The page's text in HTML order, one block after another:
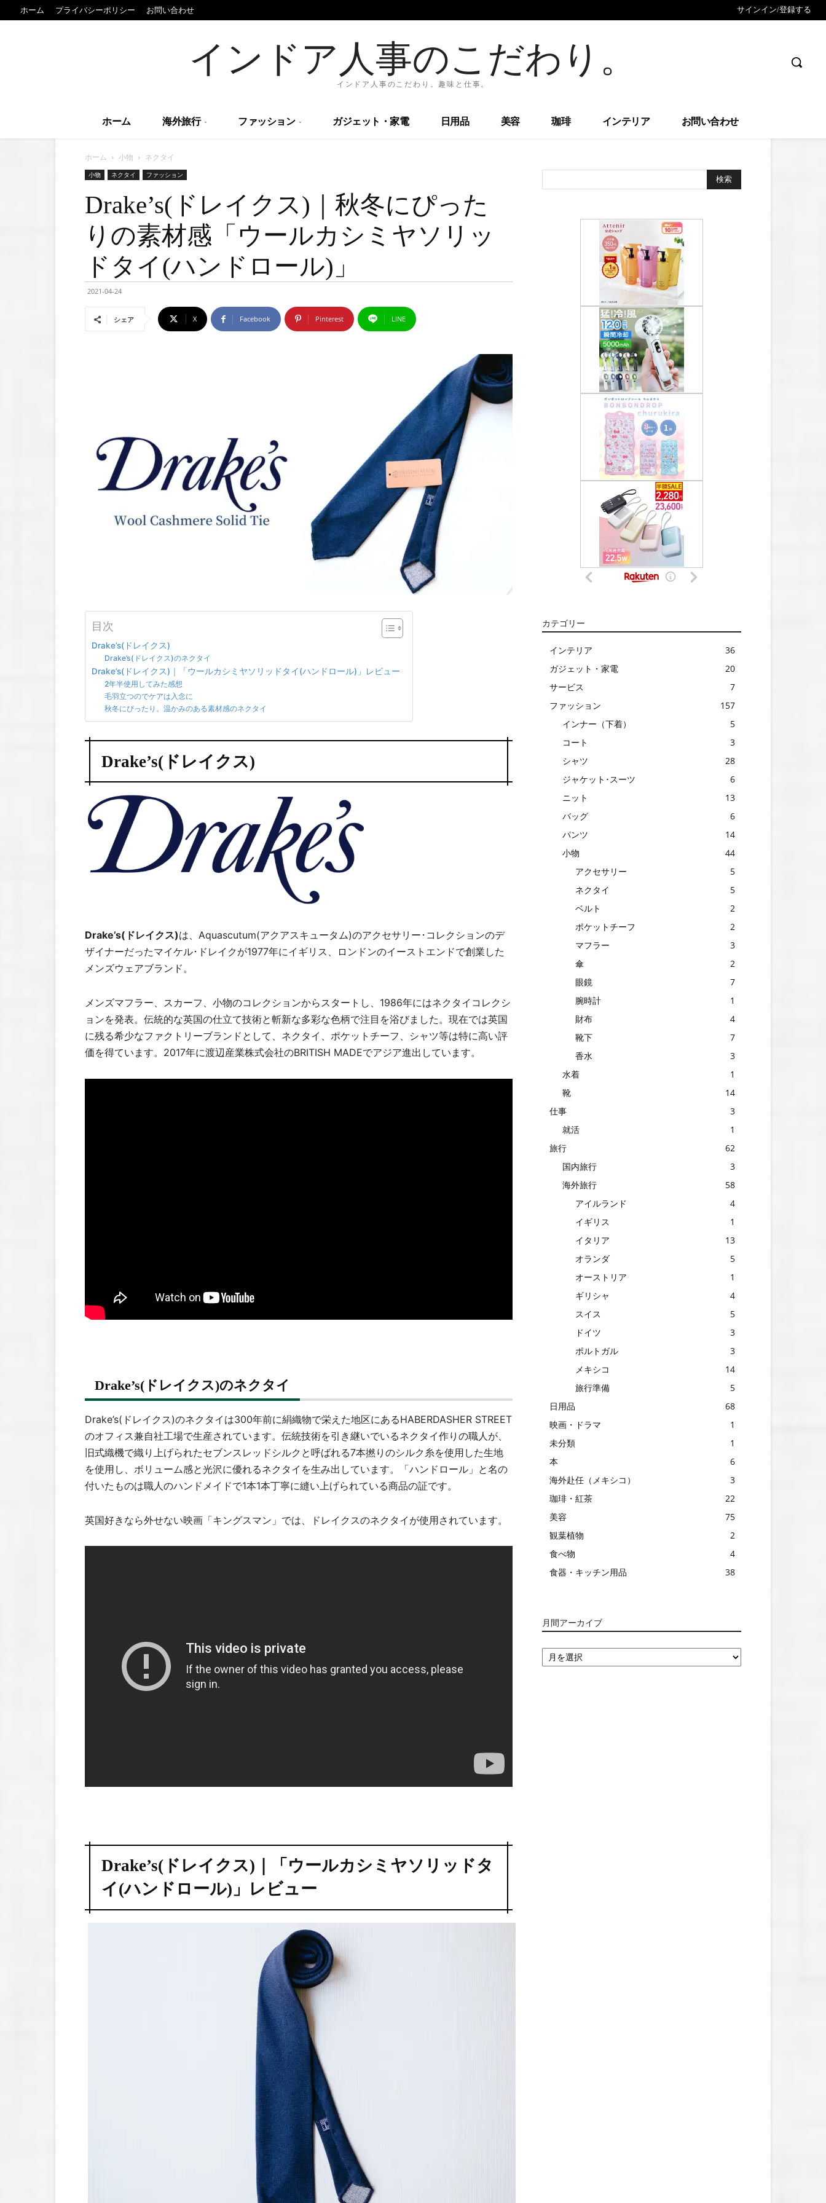
ホーム プライバシーポリシー お問い合わせ サインイン/登録する
インドア人事のこだわり。
インドア人事のこだわり。趣味と仕事。
ホーム 海外旅行 ファッション ガジェット・家電 日用品 美容 珈琲 インテリア お問い合わせ
ホーム 小物 ネクタイ
小物 ネクタイ ファッション
Drake’s(ドレイクス)｜秋冬にぴった
りの素材感「ウールカシミヤソリッ
ドタイ(ハンドロール)」
2021-04-24
シェア X Facebook Pinterest LINE
目次
Drake’s(ドレイクス)
Drake’s(ドレイクス)のネクタイ
Drake’s(ドレイクス)｜「ウールカシミヤソリッドタイ(ハンドロール)」レビュー
2年半使用してみた感想
毛羽立つのでケアは入念に
秋冬にぴったり。温かみのある素材感のネクタイ
Drake’s(ドレイクス)
Drake’s(ドレイクス)は、Aquascutum(アクアスキュータム)のアクセサリー･コレクションのデ
ザイナーだったマイケル･ドレイクが1977年にイギリス、ロンドンのイーストエンドで創業した
メンズウェアブランド。
メンズマフラー、スカーフ、小物のコレクションからスタートし、1986年にはネクタイコレクシ
ョンを発表。伝統的な英国の仕立て技術と斬新な多彩な色柄で注目を浴びました。現在では英国
に残る希少なファクトリーブランドとして、ネクタイ、ポケットチーフ、シャツ等は特に高い評
価を得ています。2017年に渡辺産業株式会社のBRITISH MADEでアジア進出しています。
Drake’s(ドレイクス)のネクタイ
Drake’s(ドレイクス)のネクタイは300年前に絹織物で栄えた地区にあるHABERDASHER STREET
のオフィス兼自社工場で生産されています。伝統技術を引き継いでいるネクタイ作りの職人が、
旧式織機で織り上げられたセブンスレッドシルクと呼ばれる7本撚りのシルク糸を使用した生地
を使用し、ボリューム感と光沢に優れるネクタイを生み出しています。「ハンドロール」と名の
付いたものは職人のハンドメイドで1本1本丁寧に縫い上げられている商品の証です。
英国好きなら外せない映画「キングスマン」では、ドレイクスのネクタイが使用されています。
Drake’s(ドレイクス)｜「ウールカシミヤソリッドタ
イ(ハンドロール)」レビュー
カテゴリー
インテリア
36
ガジェット・家電
20
サービス
7
ファッション
157
インナー（下着）
5
コート
3
シャツ
28
ジャケット･スーツ
6
ニット
13
バッグ
6
パンツ
14
小物
44
アクセサリー
5
ネクタイ
5
ベルト
2
ポケットチーフ
2
マフラー
3
傘
2
眼鏡
7
腕時計
1
財布
4
靴下
7
香水
3
水着
1
靴
14
仕事
3
就活
1
旅行
62
国内旅行
3
海外旅行
58
アイルランド
4
イギリス
1
イタリア
13
オランダ
5
オーストリア
1
ギリシャ
4
スイス
5
ドイツ
3
ポルトガル
3
メキシコ
14
旅行準備
5
日用品
68
映画・ドラマ
1
未分類
1
本
6
海外赴任（メキシコ）
3
珈琲・紅茶
22
美容
75
観葉植物
2
食べ物
4
食器・キッチン用品
38
月間アーカイブ
月
間